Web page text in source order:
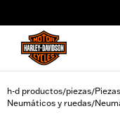
h-d productos/piezas/
Neumáticos y ruedas/